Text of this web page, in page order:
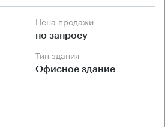
Цена продажи
по запросу
Тип здания
Офисное здание